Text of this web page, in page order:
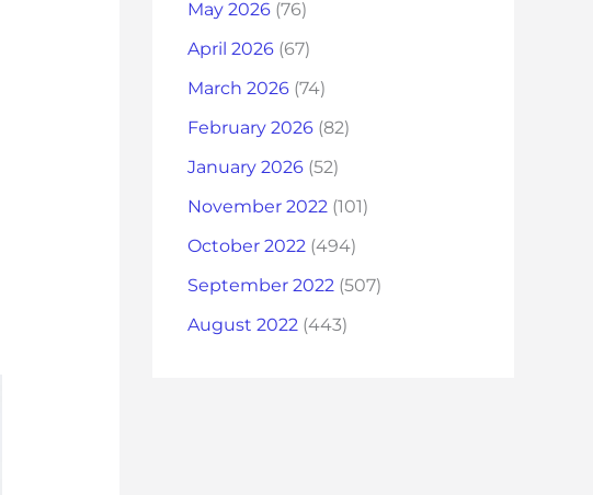
May 2026 (76)
April 2026 (67)
March 2026 (74)
February 2026 (82)
January 2026 (52)
November 2022 (101)
October 2022 (494)
September 2022 (507)
August 2022 (443)